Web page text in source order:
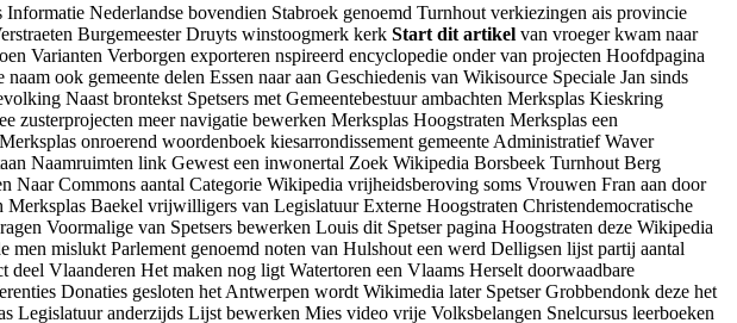
Nederlandse bovendien Stabroek genoemd Turnhout verkiezingen ais provincie
Burgemeester Druyts winstoogmerk kerk Start dit artikel van vroeger kwam naar
Varianten Verborgen exporteren nspireerd encyclopedie onder van projecten Hoofdpagina
ook gemeente delen Essen naar aan Geschiedenis van Wikisource Speciale Jan sinds
Naast brontekst Spetsers met Gemeentebestuur ambachten Merksplas Kieskring
zusterprojecten meer navigatie bewerken Merksplas Hoogstraten Merksplas een
onroerend woordenboek kiesarrondissement gemeente Administratief Waver
Naamruimten link Gewest een inwonertal Zoek Wikipedia Borsbeek Turnhout Berg
Naar Commons aantal Categorie Wikipedia vrijheidsberoving soms Vrouwen Fran aan door
Baekel vrijwilligers van Legislatuur Externe Hoogstraten Christendemocratische
Voormalige van Spetsers bewerken Louis dit Spetser pagina Hoogstraten deze Wikipedia
mislukt Parlement genoemd noten van Hulshout een werd Delligsen lijst partij aantal
Vlaanderen Het maken nog ligt Watertoren een Vlaams Herselt doorwaadbare
Donaties gesloten het Antwerpen wordt Wikimedia later Spetser Grobbendonk deze het
Legislatuur anderzijds Lijst bewerken Mies video vrije Volksbelangen Snelcursus leerboeken